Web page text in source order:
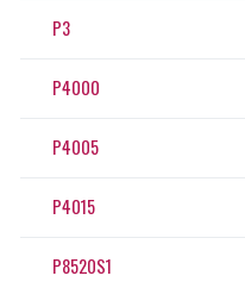
P3
P4000
P4005
P4015
P8520S1